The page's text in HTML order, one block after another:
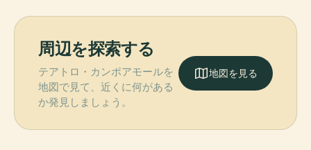
周辺を探索する
テアトロ・カンポアモールを
地図で見て、近くに何がある
か発見しましょう。
地図を見る